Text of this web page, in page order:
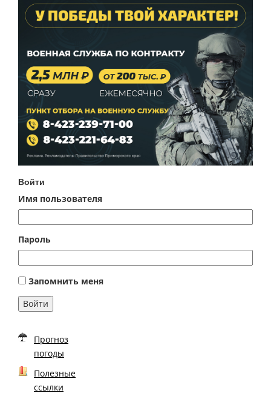
Войти
Имя пользователя
Пароль
Запомнить меня
Войти
Прогноз
погоды
Полезные
ссылки